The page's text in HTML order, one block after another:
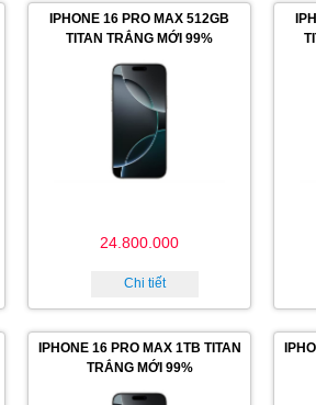
IPHONE 16 PRO MAX 512GB
TITAN TRẮNG MỚI 99%
24.800.000
Chi tiết
IPHONE 16 PRO MAX 1TB TITAN
TRẮNG MỚI 99%